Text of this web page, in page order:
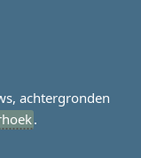
achtergronden
.